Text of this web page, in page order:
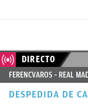
ÚLTIMAS
NOTICIAS
DIRECTO
FERENCVAROS – REAL
DESPEDIDA DE